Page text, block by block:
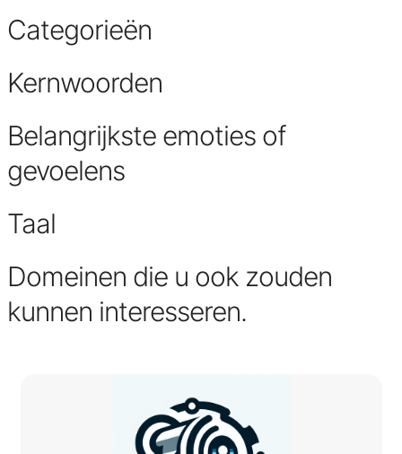
Categorieën
Kernwoorden
Belangrijkste emoties of
gevoelens
Taal
Domeinen die u ook zouden
kunnen interesseren.